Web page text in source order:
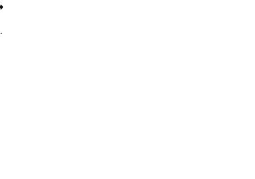
chante